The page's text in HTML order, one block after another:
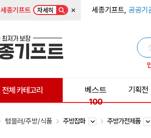
세종기프트 자세히 × 세종기프트, 공공기
전체 카테고리
베스트
100
기획전
텀블러/주방/식품 주방잡화 주방가전제품